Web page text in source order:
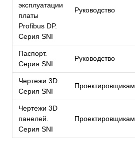
эксплуатации
платы
Profibus DP.
Серия SNI
Руководство
Паспорт.
Серия SNI
Руководство
Чертежи 3D.
Серия SNI
Проектировщикам
Чертежи 3D
панелей.
Серия SNI
Проектировщикам